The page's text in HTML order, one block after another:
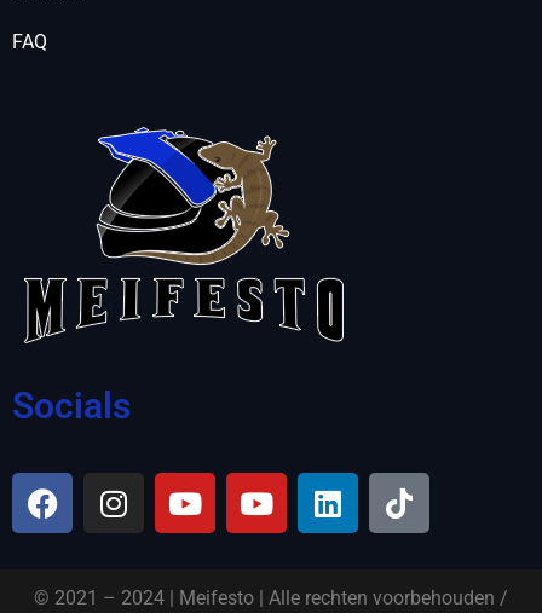
FAQ
Socials
© 2021 – 2024 | Meifesto | Alle rechten voorbehouden /